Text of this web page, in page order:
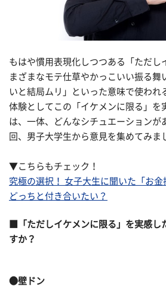
もはや慣用表現化しつつある「ただし
まざまなモテ仕草やかっこいい振る舞
いと結局ムリ」といった意味で使われ
体験としてこの「イケメンに限る」を
は、一体、どんなシチュエーションが
回、男子大学生から意見を集めてみま
▼こちらもチェック！
究極の選択！ 女子大生に聞いた「お金
どっちと付き合いたい？
■「ただしイケメンに限る」を実感し
すか？
●壁ドン